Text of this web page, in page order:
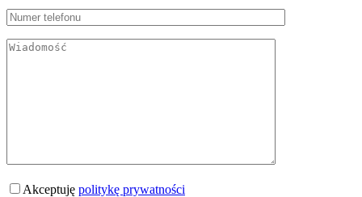
Please leave this field empty.
Akceptuję politykę prywatności